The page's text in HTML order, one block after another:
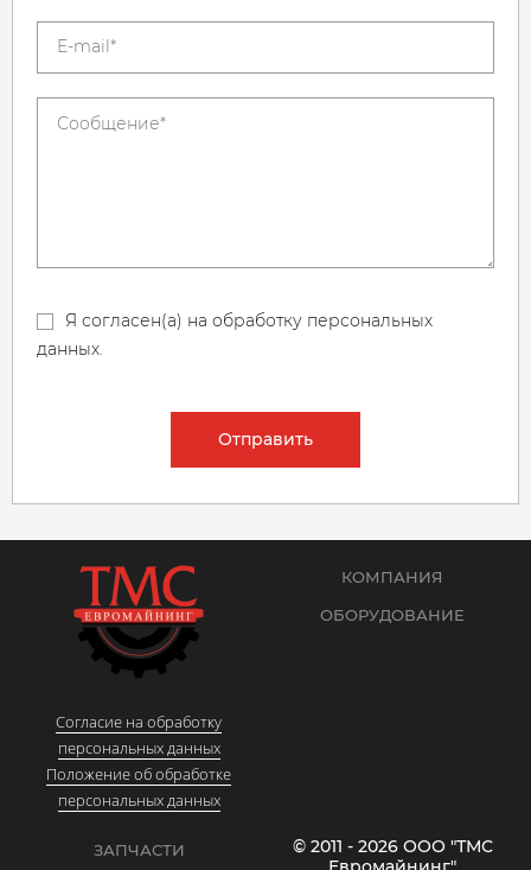
Я согласен(а) на обработку персональных
данных.
Отправить
Согласие на обработку
персональных данных
Положение об обработке
персональных данных
КОМПАНИЯ
ОБОРУДОВАНИЕ
ЗАПЧАСТИ
© 2011 - 2026 ООО "ТМС